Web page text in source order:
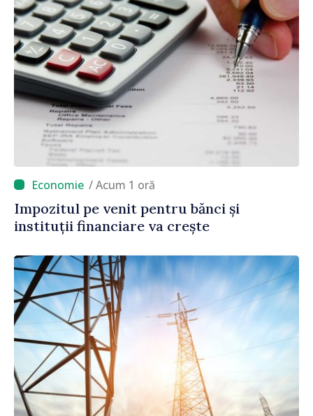
/ Acum 1 oră
Impozitul pe venit pentru bănci și
instituții financiare va crește